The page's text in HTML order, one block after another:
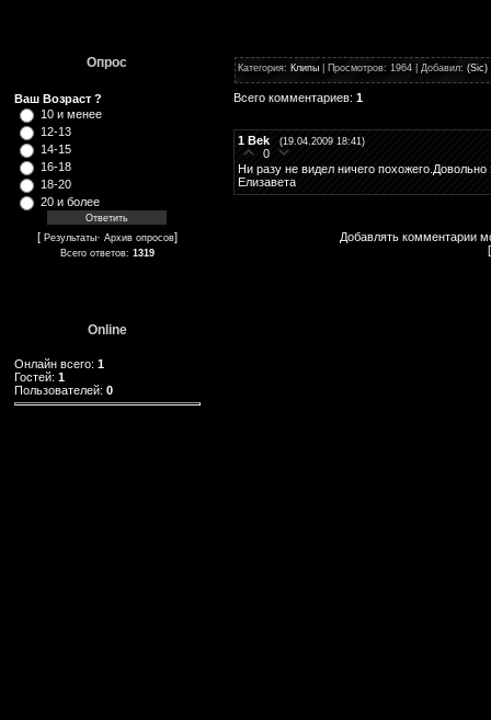
Опрос
Ваш Возраст ?
10 и менее
12-13
14-15
16-18
18-20
20 и более
[ Результаты· Архив опросов]
Всего ответов: 1319
Online
Онлайн всего: 1
Гостей: 1
Пользователей: 0
Категория: Клипы | Просмотров: 1964 | Добавил: (Sic)
Всего комментариев: 1
1 Bek (19.04.2009 18:41)
0
Ни разу не видел ничего похожего.Довольно
Елизавета
Добавлять комментарии